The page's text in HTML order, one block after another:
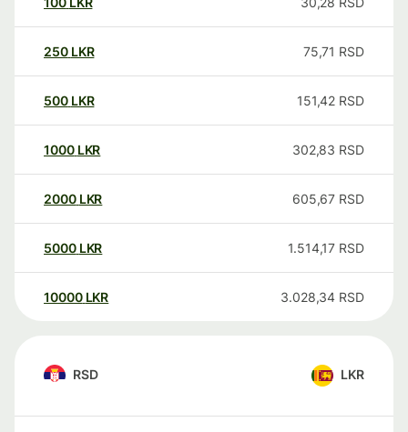
250 LKR 75,71 RSD
500 LKR 151,42 RSD
1000 LKR 302,83 RSD
2000 LKR 605,67 RSD
5000 LKR 1.514,17 RSD
10000 LKR 3.028,34 RSD
RSD LKR